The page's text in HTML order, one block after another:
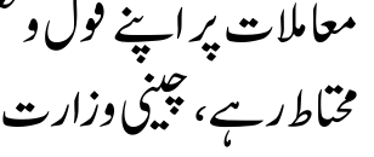
معاملات پر اپنے قول
محتاط رہے، چینی